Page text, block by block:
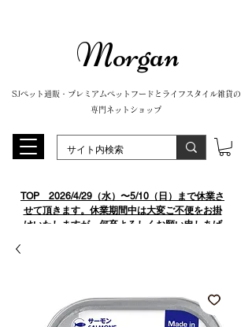
SJペット通販・プレミアムペットフードとライフスタイル雑貨の
専門ネットショップ
Morgan
TOP ​ 2026/4/29（水）〜5/10（日）まで休業さ
せて頂きます。休業期間中は大変ご不便をお掛
けいたしますが、何卒よろしくお願い申しあげ